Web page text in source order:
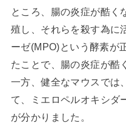
ところ、腸の炎症が酷く
殖し、それらを殺す為に
ーゼ(MPO)という酵素が
たことで、腸の炎症が酷
一方、健全なマウスでは
て、ミエロペルオキシダ
が分かりました。